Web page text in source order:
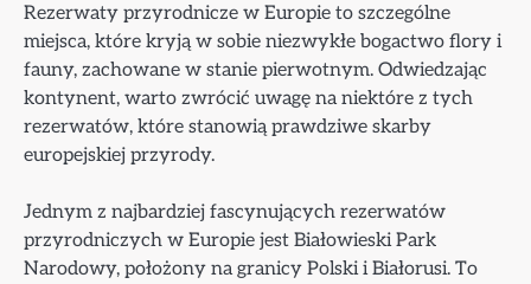
Rezerwaty przyrodnicze w Europie to szczególne
miejsca, które kryją w sobie niezwykłe bogactwo flory i
fauny, zachowane w stanie pierwotnym. Odwiedzając
kontynent, warto zwrócić uwagę na niektóre z tych
rezerwatów, które stanowią prawdziwe skarby
europejskiej przyrody.
Jednym z najbardziej fascynujących rezerwatów
przyrodniczych w Europie jest Białowieski Park
Narodowy, położony na granicy Polski i Białorusi. To